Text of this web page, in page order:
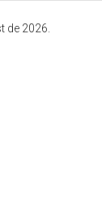
de 2026.